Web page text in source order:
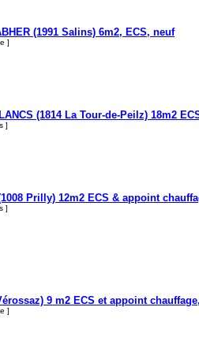
(1991 Salins) 6m2, ECS, neuf
]
(1814 La Tour-de-Peilz) 18m2
]
Prilly) 12m2 ECS & appoint
]
9 m2 ECS et appoint
]